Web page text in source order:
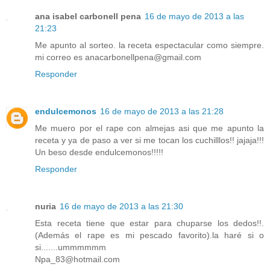
ana isabel carbonell pena 16 de mayo de 2013 a las
21:23
Me apunto al sorteo. la receta espectacular como siempre.
mi correo es anacarbonellpena@gmail.com
Responder
endulcemonos 16 de mayo de 2013 a las 21:28
Me muero por el rape con almejas asi que me apunto la
receta y ya de paso a ver si me tocan los cuchilllos!! jajaja!!!
Un beso desde endulcemonos!!!!!
Responder
nuria 16 de mayo de 2013 a las 21:30
Esta receta tiene que estar para chuparse los dedos!!.
(Además el rape es mi pescado favorito).la haré si o
si.......ummmmmm
Npa_83@hotmail.com